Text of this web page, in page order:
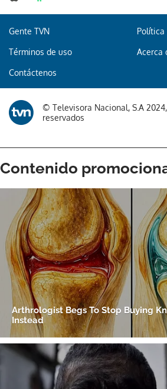
Gente TVN
Términos de uso Acerca
Contáctenos
© Televisora Nacional, S.A
reservados